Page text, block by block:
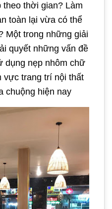
theo thời gian? Làm
toàn lại vừa có thể
Một trong những giải
quyết những vấn đề
dụng nẹp nhôm chữ
vực trang trí nội thất
chuộng hiện nay